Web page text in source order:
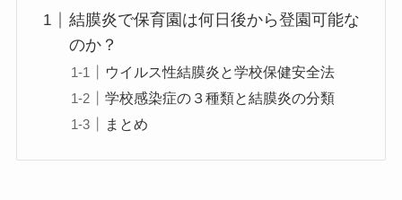
結膜炎で保育園は何日後から登園可能な
のか？
ウイルス性結膜炎と学校保健安全法
学校感染症の３種類と結膜炎の分類
まとめ